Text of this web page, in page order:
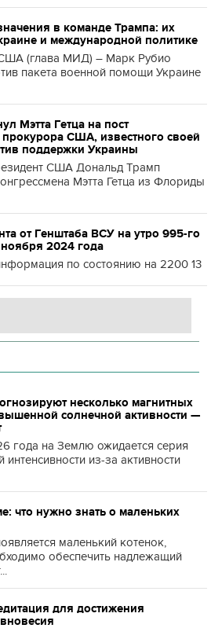
в команде Трампа: их
и международной политике
США (глава МИД) – Марк Рубио
пакета военной помощи Украине
Мэтта Гетца на пост
прокурора США, известного своей
поддержки Украины
США Дональд Трамп
Мэтта Гетца из Флориды
от Генштаба ВСУ на утро 995-го
2024 года
по состоянию на 2200 13
несколько магнитных
солнечной активности —
года на Землю ожидается серия
из-за активности
что нужно знать о маленьких
маленький котенок,
обеспечить надлежащий
для достижения